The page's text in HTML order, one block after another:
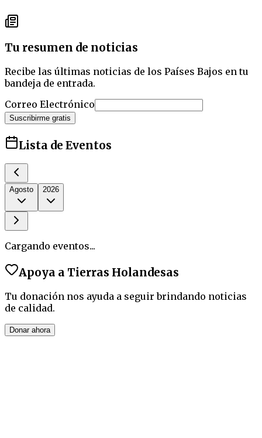
Tu resumen de noticias
Recibe las últimas noticias de los Países Bajos en tu
bandeja de entrada.
Correo Electrónico
Suscribirme gratis
Lista de Eventos
Agosto 2026
Cargando eventos...
Apoya a Tierras Holandesas
Tu donación nos ayuda a seguir brindando noticias
de calidad.
Donar ahora